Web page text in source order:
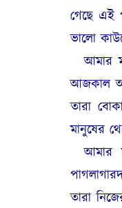
গেছে এই
ভালো
আমার
আজকাল
তারা
মানুষের
আমার
তারা